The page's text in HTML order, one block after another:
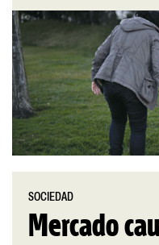
SOCIEDAD
Mercado